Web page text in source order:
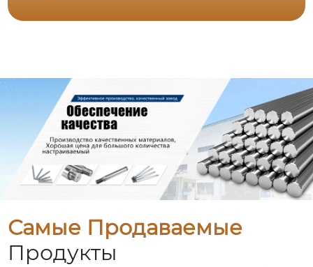
Самые Продаваемые
Продукты